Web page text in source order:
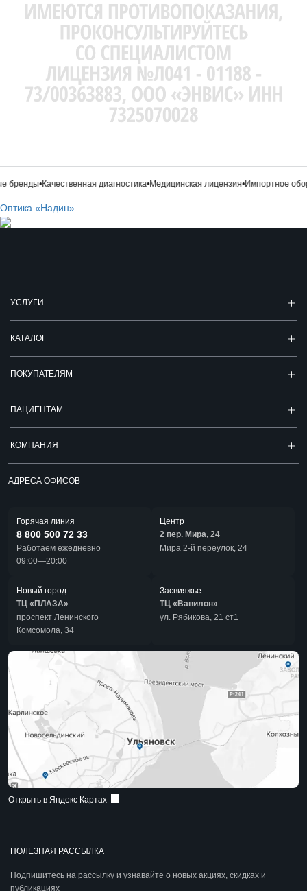
бренды•Качественная диагностика•Медицинская лицензия•Импортное
Оптика «Надин»
ПОЛЕЗНАЯ РАССЫЛКА
Подпишитесь на рассылку и узнавайте о новых акциях, скидках и
публикациях
УСЛУГИ
КАТАЛОГ
ПОКУПАТЕЛЯМ
ПАЦИЕНТАМ
КОМПАНИЯ
АДРЕСА ОФИСОВ
Горячая линия
8 800 500 72 33
Работаем ежедневно
09:00—20:00
Центр
2 пер. Мира, 24
Мира 2-й переулок, 24
Новый город
ТЦ «ПЛАЗА»
проспект Ленинского
Комсомола, 34
Засвияжье
ТЦ «Вавилон»
ул. Рябикова, 21 ст1
Открыть в Яндекс Картах